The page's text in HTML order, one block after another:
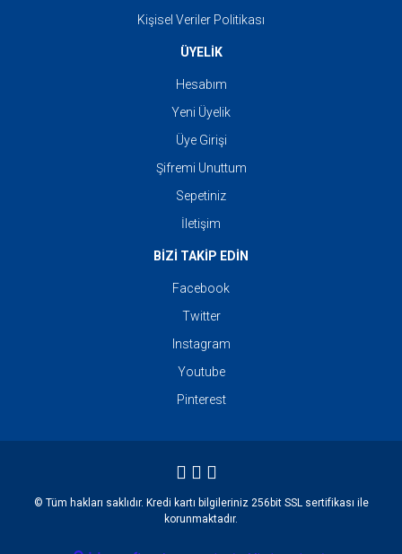
Kişisel Veriler Politikası
ÜYELİK
Hesabım
Yeni Üyelik
Üye Girişi
Şifremi Unuttum
Sepetiniz
İletişim
BİZİ TAKİP EDİN
Facebook
Twitter
Instagram
Youtube
Pinterest
© Tüm hakları saklıdır. Kredi kartı bilgileriniz 256bit SSL sertifikası ile
korunmaktadır.